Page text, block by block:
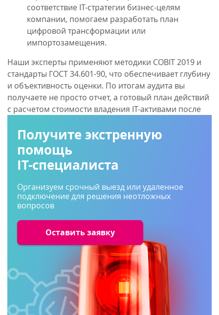
соответствие IT-стратегии бизнес-целям
компании, помогаем разработать план
цифровой трансформации или
импортозамещения.
Наши эксперты применяют методики COBIT 2019 и
стандарты ГОСТ 34.601-90, что обеспечивает глубину
и объективность оценки. По итогам аудита вы
получаете не просто отчет, а готовый план действий
с расчетом стоимости владения IT-активами после
Получите экстренную
помощь
IT-специалиста
Организуем срочный выезд или удаленное
подключение для решения неотложных
вопросов
Оставить заявку